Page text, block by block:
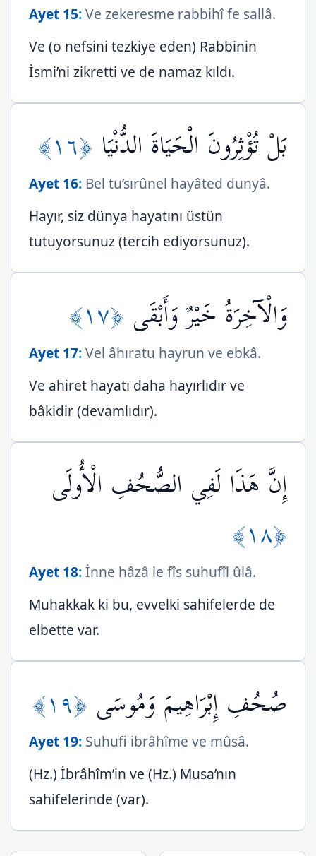
Ayet 15:Ve zekeresme rabbihî fe sallâ.
Ve (o nefsini tezkiye eden) Rabbinin
İsmi’ni zikretti ve de namaz kıldı.
بَلْ تُؤْثِرُونَ الْحَيَاةَ الدُّنْيَا ﴿١٦﴾
Ayet 16: Bel tu’sırûnel hayâted dunyâ.
Hayır, siz dünya hayatını üstün
tutuyorsunuz (tercih ediyorsunuz).
وَالْآخِرَةُ خَيْرٌ وَأَبْقَى ﴿١٧﴾
Ayet 17:Vel âhıratu hayrun ve ebkâ.
Ve ahiret hayatı daha hayırlıdır ve
bâkidir (devamlıdır).
إِنَّ هَذَا لَفِي الصُّحُفِ الْأُولَى
﴿١٨﴾
Ayet 18:İnne hâzâ le fîs suhufîl ûlâ.
Muhakkak ki bu, evvelki sahifelerde de
elbette var.
صُحُفِ إِبْرَاهِيمَ وَمُوسَى ﴿١٩﴾
Ayet 19: Suhufi ibrâhîme ve mûsâ.
(Hz.) İbrâhîm’in ve (Hz.) Musa’nın
sahifelerinde (var).